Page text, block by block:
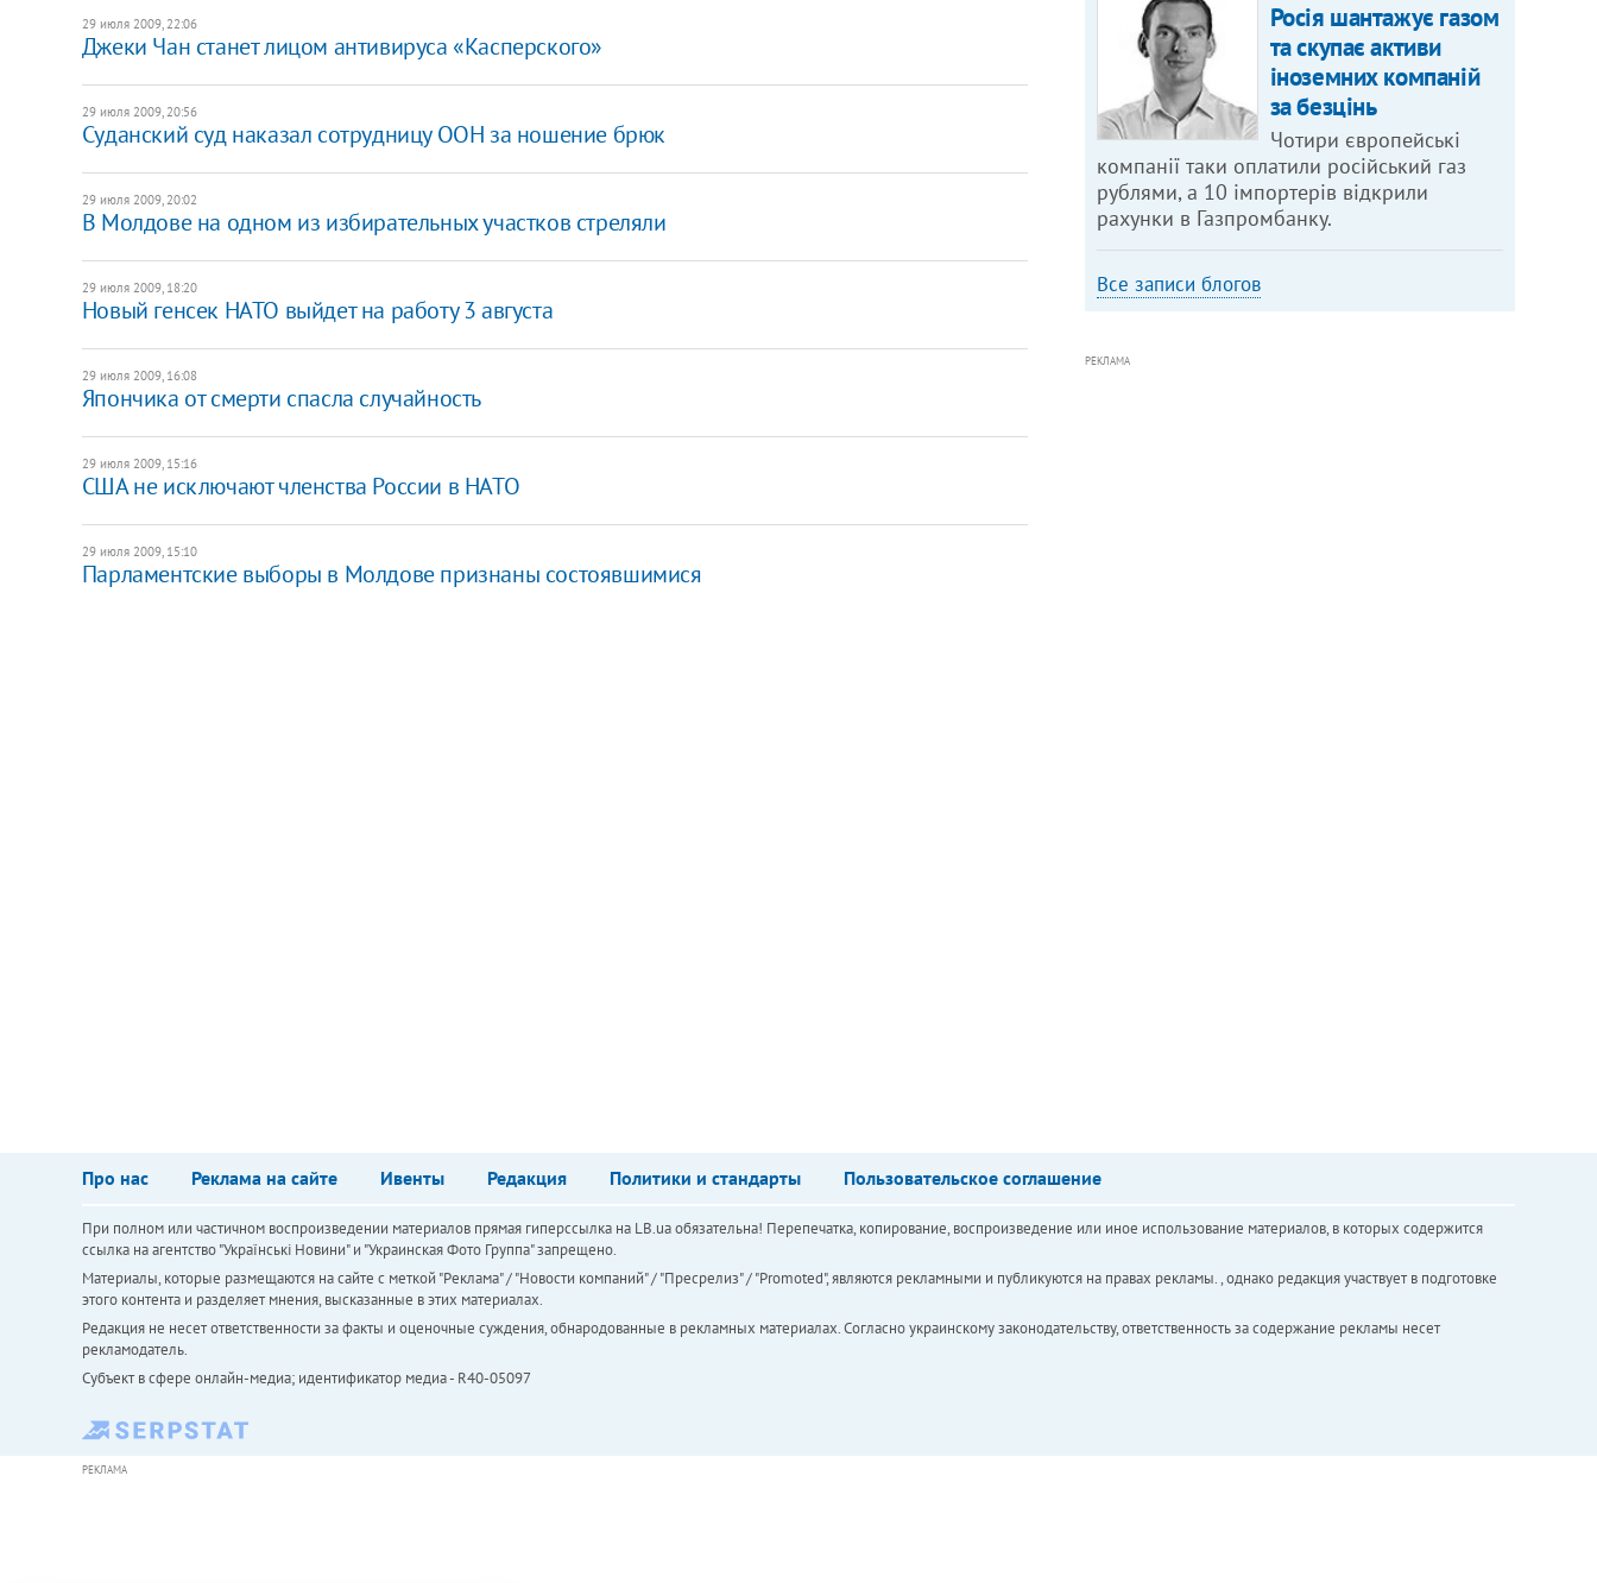
29 июля 2009, 22:06
Джеки Чан станет лицом антивируса «Касперского»
29 июля 2009, 20:56
Суданский суд наказал сотрудницу ООН за ношение брюк
29 июля 2009, 20:02
В Молдове на одном из избирательных участков стреляли
29 июля 2009, 18:20
Новый генсек НАТО выйдет на работу 3 августа
29 июля 2009, 16:08
Япончика от смерти спасла случайность
29 июля 2009, 15:16
США не исключают членства России в НАТО
29 июля 2009, 15:10
Парламентские выборы в Молдове признаны состоявшимися
Росія шантажує газом
та скупає активи
іноземних компаній
за безцінь
Чотири європейські
компанії таки оплатили російський газ
рублями, а 10 імпортерів відкрили
рахунки в Газпромбанку.
Все записи блогов
РЕКЛАМА
Про нас Реклама на сайте Ивенты Редакция Политики и стандарты Пользовательское соглашение
При полном или частичном воспроизведении материалов прямая гиперссылка на LB.ua обязательна! Перепечатка, копирование, воспроизведение или иное использование материалов, в которых содержится
ссылка на агентство "Українськi Новини" и "Украинская Фото Группа" запрещено.
Материалы, которые размещаются на сайте с меткой "Реклама" / "Новости компаний" / "Пресрелиз" / "Promoted", являются рекламными и публикуются на правах рекламы. , однако редакция участвует в подготовке
этого контента и разделяет мнения, высказанные в этих материалах.
Редакция не несет ответственности за факты и оценочные суждения, обнародованные в рекламных материалах. Согласно украинскому законодательству, ответственность за содержание рекламы несет
рекламодатель.
Субъект в сфере онлайн-медиа; идентификатор медиа - R40-05097
РЕКЛАМА